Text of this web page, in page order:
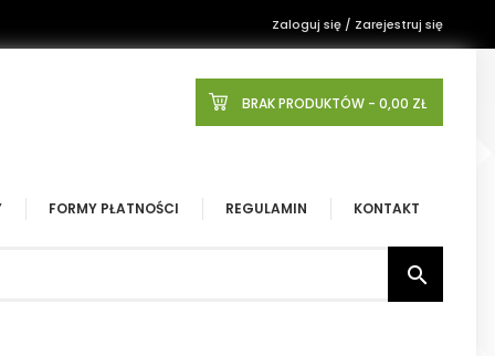
Zaloguj się / Zarejestruj się
BRAK PRODUKTÓW - 0,00 ZŁ
FORMY PŁATNOŚCI REGULAMIN KONTAKT
